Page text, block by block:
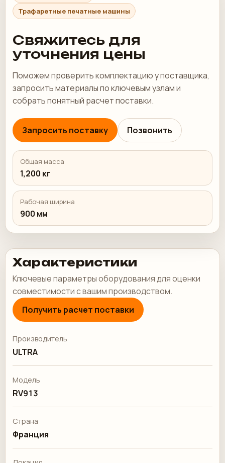
Трафаретные печатные машины
Свяжитесь для
уточнения цены
Поможем проверить комплектацию у поставщика,
запросить материалы по ключевым узлам и
собрать понятный расчет поставки.
Запросить поставку Позвонить
Общая масса
1,200 кг
Рабочая ширина
900 мм
Характеристики
Ключевые параметры оборудования для оценки
совместимости с вашим производством.
Получить расчет поставки
Производитель
ULTRA
Модель
RV913
Страна
Франция